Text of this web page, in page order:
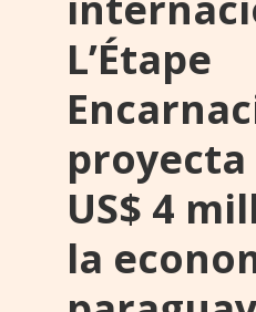
L’Étape
US$ 4
la